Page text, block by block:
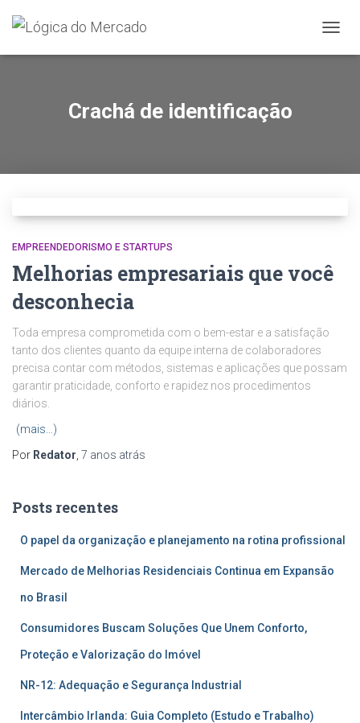
Crachá de identificação
EMPREENDEDORISMO E STARTUPS
Melhorias empresariais que você
desconhecia
Toda empresa comprometida com o bem-estar e a satisfação
tanto dos clientes quanto da equipe interna de colaboradores
precisa contar com métodos, sistemas e aplicações que possam
garantir praticidade, conforto e rapidez nos procedimentos
diários.
(mais…)
Por Redator 7 anos atrás
Posts recentes
O papel da organização e planejamento na rotina profissional
Mercado de Melhorias Residenciais Continua em Expansão
no Brasil
Consumidores Buscam Soluções Que Unem Conforto,
Proteção e Valorização do Imóvel
NR-12: Adequação e Segurança Industrial
Intercâmbio Irlanda: Guia Completo (Estudo e Trabalho)